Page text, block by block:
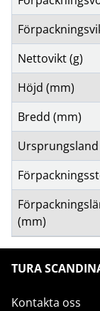
Nettovikt (g)
Höjd (mm)
Bredd (mm)
Ursprungsland
(mm)
TURA
Kontakta oss